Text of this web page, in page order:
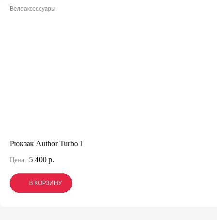
Велоаксессуары
Рюкзак Author Turbo I
Цена: 5 400 р.
В КОРЗИНУ
В КОРЗИНУ
В КОРЗИНУ